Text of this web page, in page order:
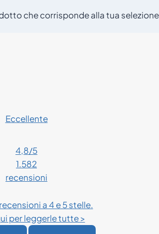
che corrisponde alla tua
Eccellente
4,8/5
1.582
recensioni
a 4 e 5 stelle.
per leggerle tutte >